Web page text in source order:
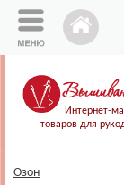
Интернет-
товаров для
Озон